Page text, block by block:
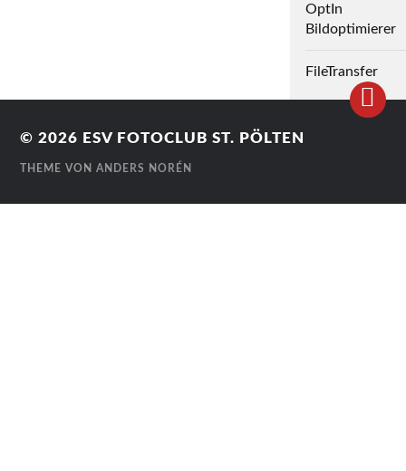
OptIn
Bildoptimierer
FileTransfer
© 2026 ESV FOTOCLUB ST. PÖLTEN
THEME VONANDERS NORÉN